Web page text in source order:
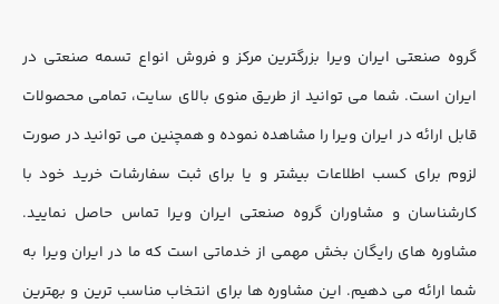
گروه صنعتی ایران ویرا بزرگترین مرکز و فروش انواع تسمه صنعتی در
ایران است. شما می توانید از طریق منوی بالای سایت، تمامی محصولات
قابل ارائه در ایران ویرا را مشاهده نموده و همچنین می توانید در صورت
لزوم برای کسب اطلاعات بیشتر و یا برای ثبت سفارشات خرید خود با
کارشناسان و مشاوران گروه صنعتی ایران ویرا تماس حاصل نمایید.
مشاوره های رایگان بخش مهمی از خدماتی است که ما در ایران ویرا به
شما ارائه می دهیم. این مشاوره ها برای انتخاب مناسب ترین و بهترین